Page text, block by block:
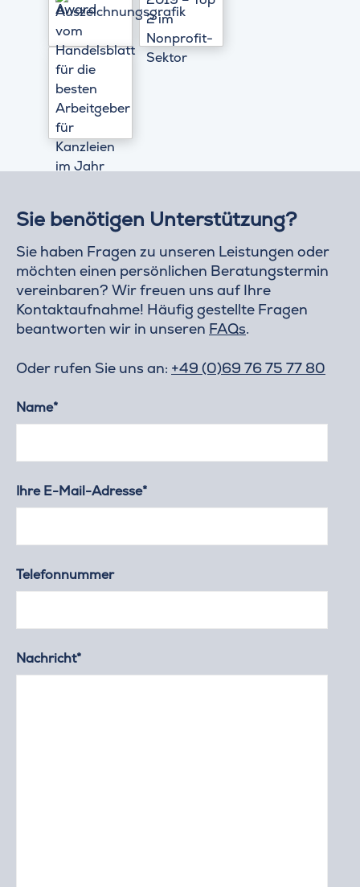
Sie benötigen Unterstützung?
Sie haben Fragen zu unseren Leistungen oder
möchten einen persönlichen Beratungstermin
vereinbaren? Wir freuen uns auf Ihre
Kontaktaufnahme! Häufig gestellte Fragen
beantworten wir in unseren FAQs.
Oder rufen Sie uns an: +49 (0)69 76 75 77 80
Name*
Ihre E-Mail-Adresse*
Telefonnummer
Nachricht*